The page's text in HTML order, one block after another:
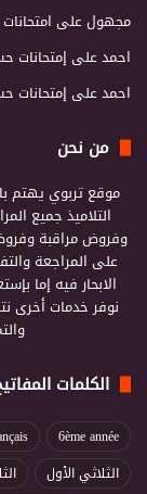
مجهولعلى
احمدعلى إمتحانات
احمدعلى إمتحانات
من نحن
موقع تربوي يهتم
التلاميذ جميع
وفروض مراقبة
على المراجعة
الابحار فيه إما
نوفر خدمات أخرى
الكلمات
6ème année
الثلاثي الأول